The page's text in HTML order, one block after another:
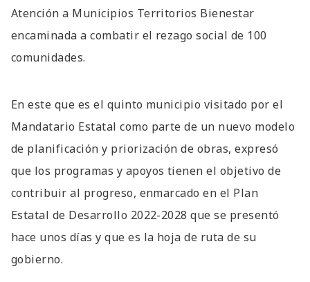
Atención a Municipios Territorios Bienestar
encaminada a combatir el rezago social de 100
comunidades.
En este que es el quinto municipio visitado por el
Mandatario Estatal como parte de un nuevo modelo
de planificación y priorización de obras, expresó
que los programas y apoyos tienen el objetivo de
contribuir al progreso, enmarcado en el Plan
Estatal de Desarrollo 2022-2028 que se presentó
hace unos días y que es la hoja de ruta de su
gobierno.